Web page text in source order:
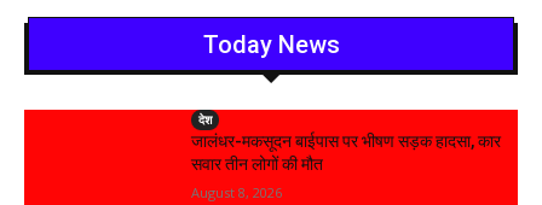
Today News
देश
जालंधर-मकसूदन बाईपास पर भीषण सड़क हादसा, कार
सवार तीन लोगों की मौत
August 8, 2026